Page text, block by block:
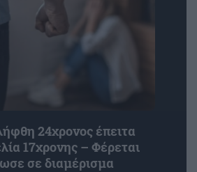
24χρονος έπειτα
17χρονης – Φέρεται
σε διαμέρισμα